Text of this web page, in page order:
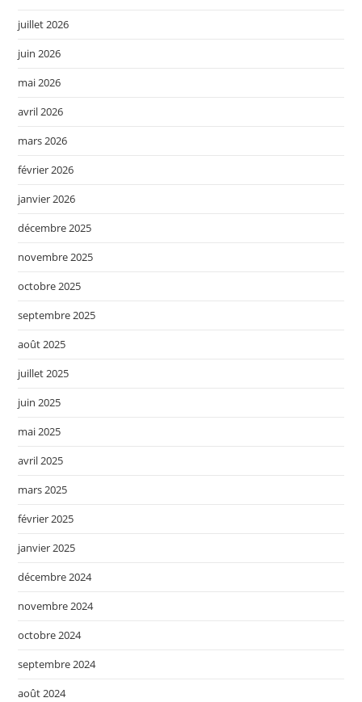
juillet 2026
juin 2026
mai 2026
avril 2026
mars 2026
février 2026
janvier 2026
décembre 2025
novembre 2025
octobre 2025
septembre 2025
août 2025
juillet 2025
juin 2025
mai 2025
avril 2025
mars 2025
février 2025
janvier 2025
décembre 2024
novembre 2024
octobre 2024
septembre 2024
août 2024